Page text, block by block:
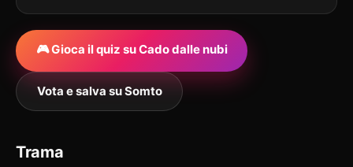
🎮 Gioca il quiz su Cado dalle nubi
Vota e salva su Somto
Trama